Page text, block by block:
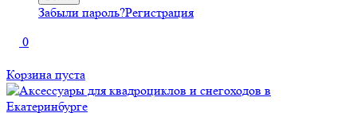
Забыли пароль?Регистрация
0
Корзина пуста